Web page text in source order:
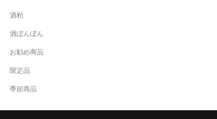
酒粕
酒ぼんぼん
お勧め商品
限定品
季節商品